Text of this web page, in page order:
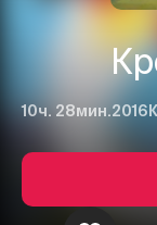
10ч. 28мин.2016